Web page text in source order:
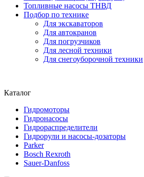
Топливные насосы ТНВД
Подбор по технике
Для экскаваторов
Для автокранов
Для погрузчиков
Для лесной техники
Для снегоуборочной техники
Каталог
Гидромоторы
Гидронасосы
Гидрораспределители
Гидрорули и насосы-дозаторы
Parker
Bosch Rexroth
Sauer-Danfoss